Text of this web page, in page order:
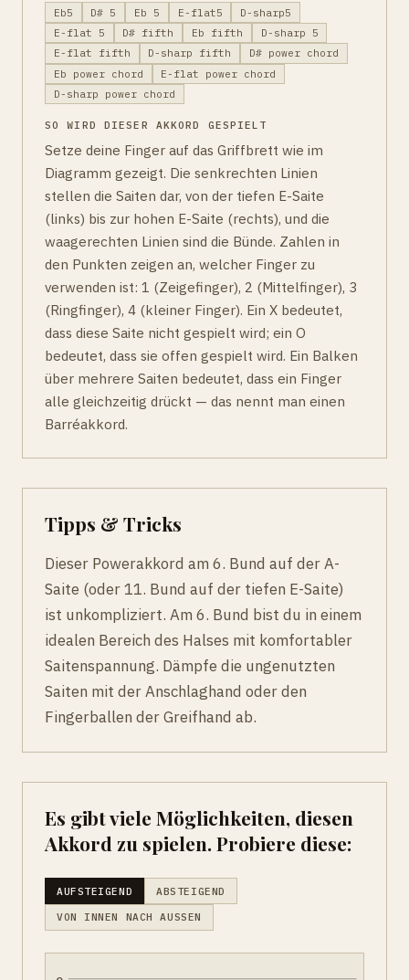
Eb5
D# 5 Eb 5 E-flat5
D-sharp5
E-flat 5
D# fifth Eb fifth
D-sharp 5
E-flat fifth
D-sharp fifth
D# power chord
Eb power chord
E-flat power chord
D-sharp power chord
SO WIRD DIESER AKKORD GESPIELT
Setze deine Finger auf das Griffbrett wie im
Diagramm gezeigt. Die senkrechten Linien
stellen die Saiten dar, von der tiefen E-Saite
(links) bis zur hohen E-Saite (rechts), und die
waagerechten Linien sind die Bünde. Zahlen in
den Punkten zeigen an, welcher Finger zu
verwenden ist: 1 (Zeigefinger), 2 (Mittelfinger), 3
(Ringfinger), 4 (kleiner Finger). Ein X bedeutet,
dass diese Saite nicht gespielt wird; ein O
bedeutet, dass sie offen gespielt wird. Ein Balken
über mehrere Saiten bedeutet, dass ein Finger
alle gleichzeitig drückt — das nennt man einen
Barréakkord.
Tipps & Tricks
Dieser Powerakkord am 6. Bund auf der A-
Saite (oder 11. Bund auf der tiefen E-Saite)
ist unkompliziert. Am 6. Bund bist du in einem
idealen Bereich des Halses mit komfortabler
Saitenspannung. Dämpfe die ungenutzten
Saiten mit der Anschlaghand oder den
Fingerballen der Greifhand ab.
Es gibt viele Möglichkeiten, diesen
Akkord zu spielen. Probiere diese:
AUFSTEIGEND ABSTEIGEND
VON INNEN NACH AUSSEN